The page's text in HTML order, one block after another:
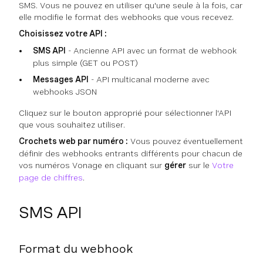
SMS. Vous ne pouvez en utiliser qu'une seule à la fois, car
elle modifie le format des webhooks que vous recevez.
Choisissez votre API :
SMS API - Ancienne API avec un format de webhook
plus simple (GET ou POST)
Messages API - API multicanal moderne avec
webhooks JSON
Cliquez sur le bouton approprié pour sélectionner l'API
que vous souhaitez utiliser.
Crochets web par numéro : Vous pouvez éventuellement
définir des webhooks entrants différents pour chacun de
vos numéros Vonage en cliquant sur gérer sur le Votre
page de chiffres.
SMS API
Format du webhook